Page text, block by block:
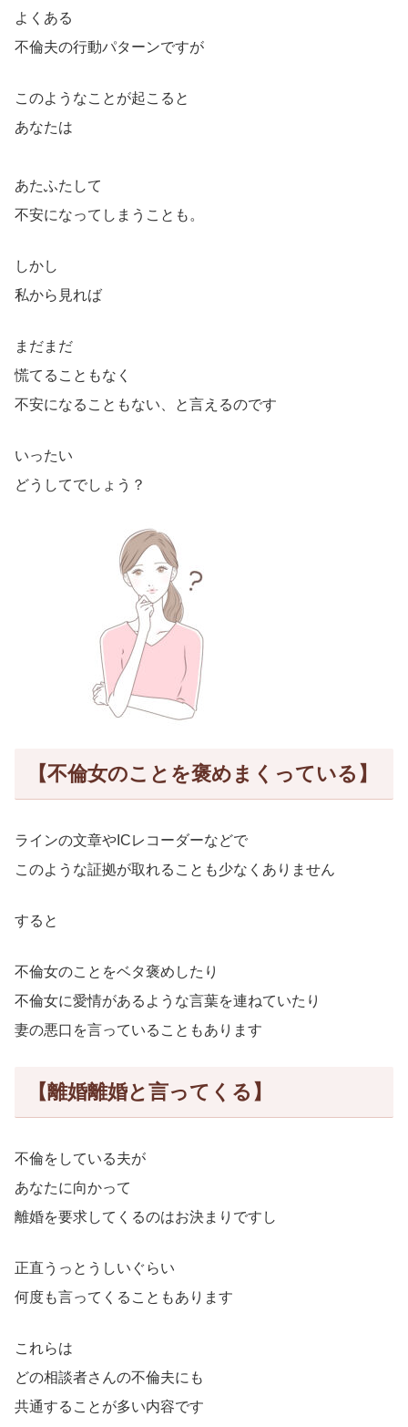
よくある
不倫夫の行動パターンですが
このようなことが起こると
あなたは
あたふたして
不安になってしまうことも。
しかし
私から見れば
まだまだ
慌てることもなく
不安になることもない、と言えるのです
いったい
どうしてでしょう？
【不倫女のことを褒めまくっている】
ラインの文章やICレコーダーなどで
このような証拠が取れることも少なくありません
すると
不倫女のことをベタ褒めしたり
不倫女に愛情があるような言葉を連ねていたり
妻の悪口を言っていることもあります
【離婚離婚と言ってくる】
不倫をしている夫が
あなたに向かって
離婚を要求してくるのはお決まりですし
正直うっとうしいぐらい
何度も言ってくることもあります
これらは
どの相談者さんの不倫夫にも
共通することが多い内容です